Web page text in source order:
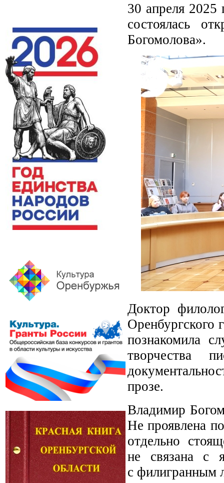
30 апреля 2025
состоялась
Богомолова».
Доктор
Оренбургского
познакомила
творчества
прозе.
Владимир
Не проявлена
отдельно
не связана с
с филигранным